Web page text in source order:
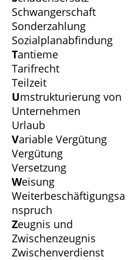
Schwangerschaft
Sonderzahlung
Sozialplanabfindung
Tantieme
Tarifrecht
Teilzeit
Umstrukturierung von
Unternehmen
Urlaub
Variable Vergütung
Vergütung
Versetzung
Weisung
Weiterbeschäftigungsa
nspruch
Zeugnis und
Zwischenzeugnis
Zwischenverdienst